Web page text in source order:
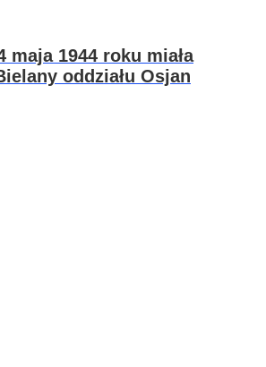
maja 1944 roku miała
oddziału Osjan